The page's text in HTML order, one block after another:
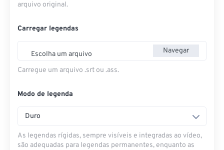
arquivo original.
Carregar legendas
Escolha um arquivo Navegar
Carregue um arquivo .srt ou .ass.
Modo de legenda
Duro
As legendas rígidas, sempre visíveis e integradas ao vídeo,
são adequadas para legendas permanentes, enquanto as